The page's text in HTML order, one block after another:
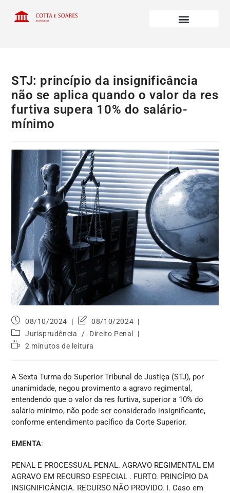
STJ: princípio da insignificância
não se aplica quando o valor da res
furtiva supera 10% do salário-
mínimo
08/10/2024
08/10/2024
Jurisprudência
/
Direito Penal
2 minutos de leitura
A Sexta Turma do Superior Tribunal de Justiça (STJ), por
unanimidade, negou provimento a agravo regimental,
entendendo que o valor da res furtiva, superior a 10% do
salário mínimo, não pode ser considerado insignificante,
conforme entendimento pacífico da Corte Superior.
EMENTA:
PENAL E PROCESSUAL PENAL. AGRAVO REGIMENTAL EM
AGRAVO EM RECURSO ESPECIAL . FURTO. PRINCÍPIO DA
INSIGNIFICÂNCIA. RECURSO NÃO PROVIDO. I. Caso em